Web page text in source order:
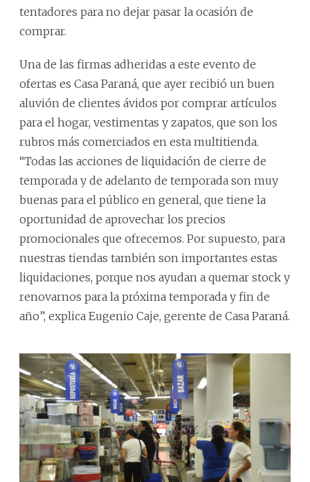
tentadores para no dejar pasar la ocasión de
comprar.
Una de las firmas adheridas a este evento de
ofertas es Casa Paraná, que ayer recibió un buen
aluvión de clientes ávidos por comprar artículos
para el hogar, vestimentas y zapatos, que son los
rubros más comerciados en esta multitienda.
“Todas las acciones de liquidación de cierre de
temporada y de adelanto de temporada son muy
buenas para el público en general, que tiene la
oportunidad de aprovechar los precios
promocionales que ofrecemos. Por supuesto, para
nuestras tiendas también son importantes estas
liquidaciones, porque nos ayudan a quemar stock y
renovarnos para la próxima temporada y fin de
año”, explica Eugenio Caje, gerente de Casa Paraná.